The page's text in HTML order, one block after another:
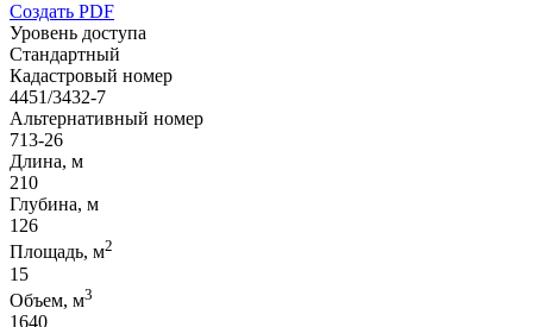
Создать PDF
Уровень доступа
Стандартный
Кадастровый номер
4451/3432-7
Альтернативный номер
713-26
Длина, м
210
Глубина, м
126
Площадь, м2
15
Объем, м3
1640